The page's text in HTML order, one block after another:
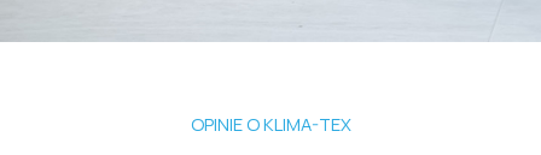
OPINIE O KLIMA-TEX